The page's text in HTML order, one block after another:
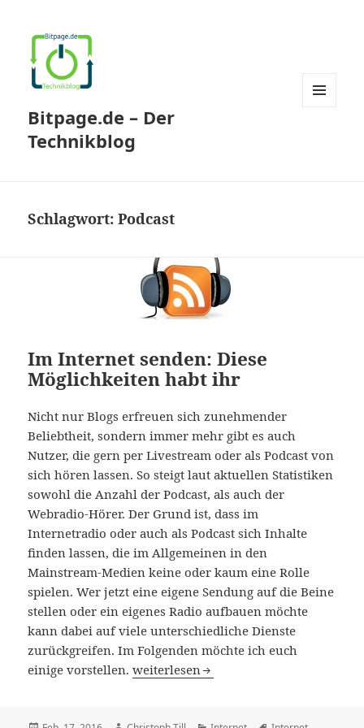
Bitpage.de – Der
Technikblog
Schlagwort:Podcast
Im Internet senden: Diese
Möglichkeiten habt ihr
Nicht nur Blogs erfreuen sich zunehmender
Beliebtheit, sondern immer mehr gibt es auch
Nutzer, die gern per Livestream oder als Podcast von
sich hören lassen. So steigt laut aktuellen Statistiken
sowohl die Anzahl der Podcast, als auch der
Webradio-Hörer. Der Grund ist, dass im
Internetradio oder auch als Podcast sich Inhalte
finden lassen, die im Allgemeinen in den
Mainstream-Medien keine oder kaum eine Rolle
spielen. Wer jetzt eine eigene Sendung auf die Beine
stellen oder ein eigenes Radio aufbauen möchte
kann dabei auf viele unterschiedliche Dienste
zurückgreifen. Im Folgenden möchte ich euch
einige vorstellen.Im Internet senden: Diese
weiterlesen